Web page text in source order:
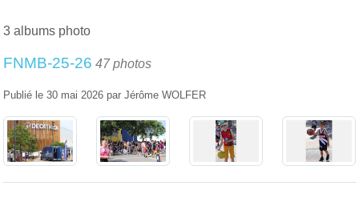
3 albums photo
FNMB-25-26 47 photos
Publié le 30 mai 2026 par Jérôme WOLFER